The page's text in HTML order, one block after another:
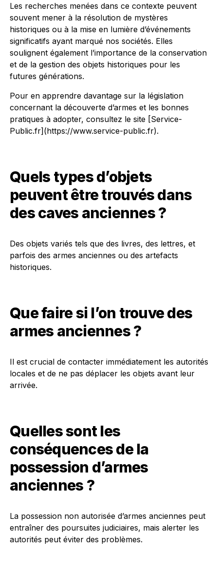
Les recherches menées dans ce contexte peuvent
souvent mener à la résolution de mystères
historiques ou à la mise en lumière d’événements
significatifs ayant marqué nos sociétés. Elles
soulignent également l’importance de la conservation
et de la gestion des objets historiques pour les
futures générations.
Pour en apprendre davantage sur la législation
concernant la découverte d’armes et les bonnes
pratiques à adopter, consultez le site [Service-
Public.fr](https://www.service-public.fr).
Quels types d’objets
peuvent être trouvés dans
des caves anciennes ?
Des objets variés tels que des livres, des lettres, et
parfois des armes anciennes ou des artefacts
historiques.
Que faire si l’on trouve des
armes anciennes ?
Il est crucial de contacter immédiatement les autorités
locales et de ne pas déplacer les objets avant leur
arrivée.
Quelles sont les
conséquences de la
possession d’armes
anciennes ?
La possession non autorisée d’armes anciennes peut
entraîner des poursuites judiciaires, mais alerter les
autorités peut éviter des problèmes.